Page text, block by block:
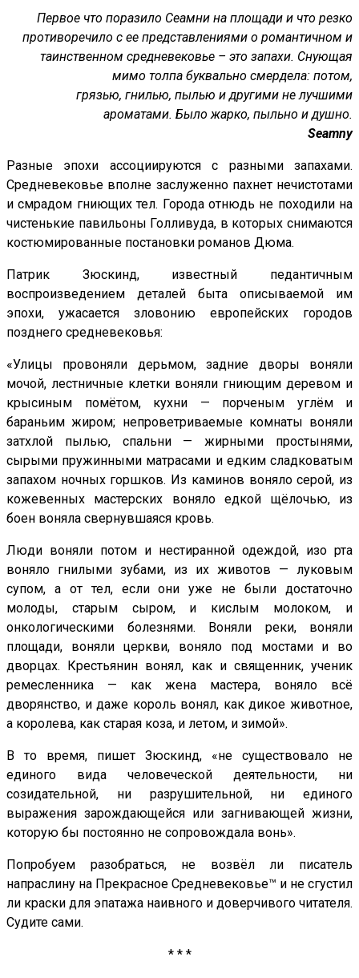
Первое что поразило Сеамни на площади и что резко
противоречило с ее представлениями о романтичном и
таинственном средневековье – это запахи. Снующая
мимо толпа буквально смердела: потом,
грязью, гнилью, пылью и другими не лучшими
ароматами. Было жарко, пыльно и душно.
Seamny
Разные эпохи ассоциируются с разными запахами.
Средневековье вполне заслуженно пахнет нечистотами
и смрадом гниющих тел. Города отнюдь не походили на
чистенькие павильоны Голливуда, в которых снимаются
костюмированные постановки романов Дюма.
Патрик Зюскинд, известный педантичным
воспроизведением деталей быта описываемой им
эпохи, ужасается зловонию европейских городов
позднего средневековья:
«Улицы провоняли дерьмом, задние дворы воняли
мочой, лестничные клетки воняли гниющим деревом и
крысиным помётом, кухни — порченым углём и
бараньим жиром; непроветриваемые комнаты воняли
затхлой пылью, спальни — жирными простынями,
сырыми пружинными матрасами и едким сладковатым
запахом ночных горшков. Из каминов воняло серой, из
кожевенных мастерских воняло едкой щёлочью, из
боен воняла свернувшаяся кровь.
Люди воняли потом и нестиранной одеждой, изо рта
воняло гнилыми зубами, из их животов — луковым
супом, а от тел, если они уже не были достаточно
молоды, старым сыром, и кислым молоком, и
онкологическими болезнями. Воняли реки, воняли
площади, воняли церкви, воняло под мостами и во
дворцах. Крестьянин вонял, как и священник, ученик
ремесленника — как жена мастера, воняло всё
дворянство, и даже король вонял, как дикое животное,
а королева, как старая коза, и летом, и зимой».
В то время, пишет Зюскинд, «не существовало не
единого вида человеческой деятельности, ни
созидательной, ни разрушительной, ни единого
выражения зарождающейся или загнивающей жизни,
которую бы постоянно не сопровождала вонь».
Попробуем разобраться, не возвёл ли писатель
напраслину на Прекрасное Средневековье™ и не сгустил
ли краски для эпатажа наивного и доверчивого читателя.
Судите сами.
* * *